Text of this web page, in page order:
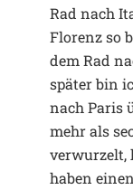
Rad nach
Florenz so
dem Rad
später bin
nach Paris
mehr als
verwurzelt,
haben